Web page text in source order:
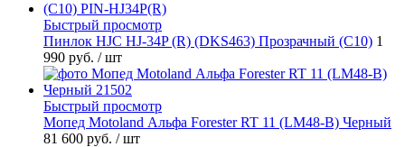
Быстрый просмотр
Пинлок HJC HJ-34P (R) (DKS463) Прозрачный (C10) 1
990 руб. / шт
Быстрый просмотр
Мопед Motoland Альфа Forester RT 11 (LM48-B) Черный
81 600 руб. / шт